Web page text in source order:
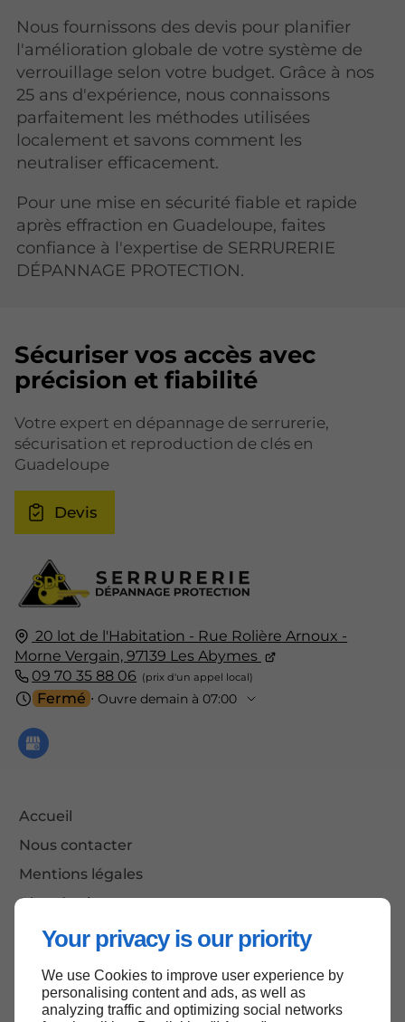
Your privacy is our priority
We use Cookies to improve user experience by
personalising content and ads, as well as
analyzing traffic and optimizing social networks
Nous fournissons des devis pour planifier
l'amélioration globale de votre système de
verrouillage selon votre budget. Grâce à nos
25 ans d'expérience, nous connaissons
parfaitement les méthodes utilisées
localement et savons comment les
neutraliser efficacement.
Pour une mise en sécurité fiable et rapide
après effraction en Guadeloupe, faites
confiance à l'expertise de SERRURERIE
DÉPANNAGE PROTECTION.
20 lot de l'Habitation - Rue Rolière Arnoux -
Morne Vergain, 97139 Les Abymes
09 70 35 88 06
Fermé ⋅ Ouvre demain à 07:00
Accueil
Nous contacter
Mentions légales
Plan du site
Sécuriser vos accès avec
précision et fiabilité
Votre expert en dépannage de serrurerie,
sécurisation et reproduction de clés en
Guadeloupe
Devis
Haut de page